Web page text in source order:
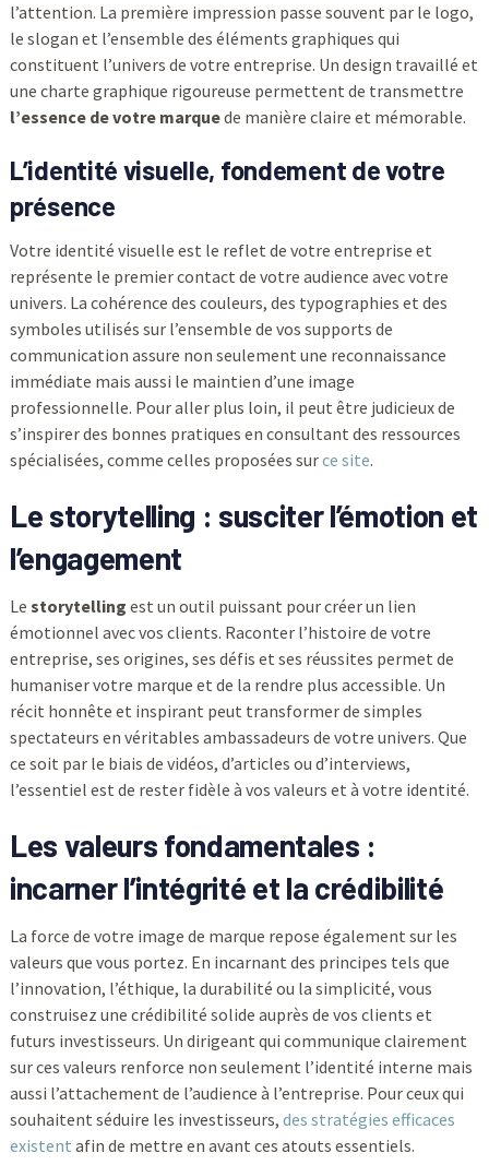
l’attention. La première impression passe souvent par le logo,
le slogan et l’ensemble des éléments graphiques qui
constituent l’univers de votre entreprise. Un design travaillé et
une charte graphique rigoureuse permettent de transmettre
l’essence de votre marquede manière claire et mémorable.
L’identité visuelle, fondement de votre
présence
Votre identité visuelle est le reflet de votre entreprise et
représente le premier contact de votre audience avec votre
univers. La cohérence des couleurs, des typographies et des
symboles utilisés sur l’ensemble de vos supports de
communication assure non seulement une reconnaissance
immédiate mais aussi le maintien d’une image
professionnelle. Pour aller plus loin, il peut être judicieux de
s’inspirer des bonnes pratiques en consultant des ressources
spécialisées, comme celles proposées surce site.
Le storytelling : susciter l’émotion et
l’engagement
Le storytelling est un outil puissant pour créer un lien
émotionnel avec vos clients. Raconter l’histoire de votre
entreprise, ses origines, ses défis et ses réussites permet de
humaniser votre marque et de la rendre plus accessible. Un
récit honnête et inspirant peut transformer de simples
spectateurs en véritables ambassadeurs de votre univers. Que
ce soit par le biais de vidéos, d’articles ou d’interviews,
l’essentiel est de rester fidèle à vos valeurs et à votre identité.
Les valeurs fondamentales :
incarner l’intégrité et la crédibilité
La force de votre image de marque repose également sur les
valeurs que vous portez. En incarnant des principes tels que
l’innovation, l’éthique, la durabilité ou la simplicité, vous
construisez une crédibilité solide auprès de vos clients et
futurs investisseurs. Un dirigeant qui communique clairement
sur ces valeurs renforce non seulement l’identité interne mais
aussi l’attachement de l’audience à l’entreprise. Pour ceux qui
souhaitent séduire les investisseurs, des stratégies efficaces
existent afin de mettre en avant ces atouts essentiels.